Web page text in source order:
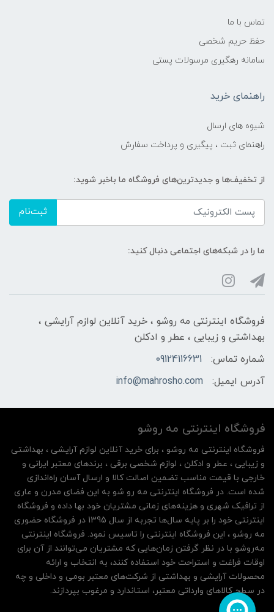
تماس با ما
حفظ حریم شخصی
سامانه رهگیری مرسولات پستی
راهنمای خرید
شیوه های ارسال
راهنمای ثبت ، پیگیری و پرداخت سفارش
از تخفیف‌ها و جدیدترین‌های فروشگاه ما باخبر شوید:
ثبت‌نام
ما را در شبکه‌های اجتماعی دنبال کنید:
فروشگاه اینترنتی مه‌ رو‌شو ، خرید آنلاین لوازم آرایشی ،
بهداشتی و زیبایی ، عطر و ادکلن
شماره تماس:
09124116631
آدرس ایمیل:
info@mahrosho.com
فروشگاه اینترنتی مه‌ رو‌شو
فروشگاه اینترنتی مه‌ رو‌شو ، برای خرید آنلاین لوازم آرایشی ، بهداشتی
و زیبایی ، عطر و ادکلن ، لوازم شخصی برقی ، برندهای معتبر ایرانی و
خارجی با قیمت مناسب تضمین اصالت کالا و ارسال آسان راه‌اندازی
شده است. در فروشگاه اینترنتی مه رو شو به این فضای مدرن و عاری
از ترافیک شهری و هزینه‌های زمانی مشتریان خود بها داده و فروشگاه
اینترنتی خود را بر پایه سال‌ها تجربه از سال 1395 در فروشگاه حضوری
مه روشو ، این فروشگاه اینترنتی را تاسیس نمود. فروشگاه اینترنتی
مه‌رو‌شو با در نظر گرفتن زمان‌هایی که مشتریان می‌توانند از آن‌ برای
اوقات فراغت و استراحت خود استفاده کنند، به انتخاب و ارائه
محصولات آرایشی و بهداشتی از شرکت‌های معتبر بومی و داخلی و چه
در سطح کالاهای وارداتی معتبر، استاندارد و مرغوب بپردازند.